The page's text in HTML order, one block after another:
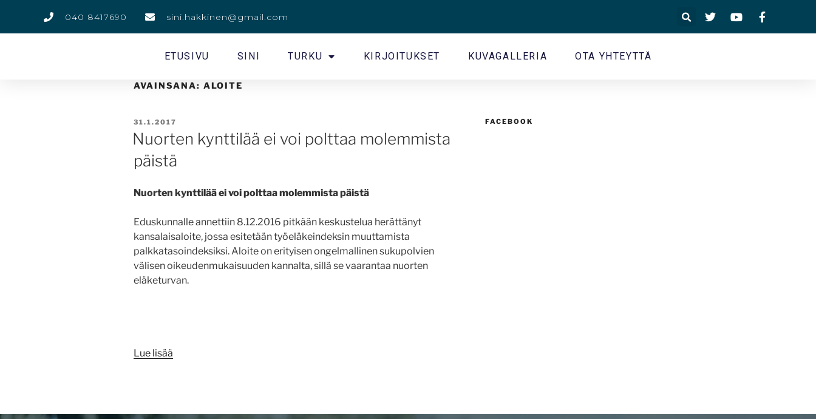
040 8417690 sini.hakkinen@gmail.com
ETUSIVU SINI TURKU KIRJOITUKSET KUVAGALLERIA OTA YHTEYTTÄ
AVAINSANA: ALOITE
31.1.2017
Nuorten kynttilää ei voi polttaa molemmista
päistä
Nuorten kynttilää ei voi polttaa molemmista päistä
Eduskunnalle annettiin 8.12.2016 pitkään keskustelua herättänyt
kansalaisaloite, jossa esitetään työeläkeindeksin muuttamista
palkkatasoindeksiksi. Aloite on erityisen ongelmallinen sukupolvien
välisen oikeudenmukaisuuden kannalta, sillä se vaarantaa nuorten
eläketurvan.
Lue lisää
FACEBOOK